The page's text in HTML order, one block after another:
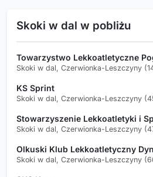
Skoki w dal w pobliżu
Towarzystwo Lekkoatletyczne
Skoki w dal, Czerwionka-Leszczyny
KS Sprint
Skoki w dal, Czerwionka-Leszczyny
Stowarzyszenie Lekkoatletyki i
Skoki w dal, Czerwionka-Leszczyny
Olkuski Klub Lekkoatletyczny
Skoki w dal, Czerwionka-Leszczyny